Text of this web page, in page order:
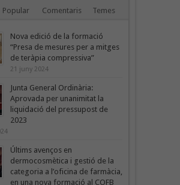
Popular Comentaris Temes
Nova edició de la formació
“Presa de mesures per a mitges
de teràpia compressiva”
21 juny 2024
Junta General Ordinària:
Aprovada per unanimitat la
liquidació del pressupost de
2023
Últims avenços en
dermocosmètica i gestió de la
categoria a l’oficina de farmàcia,
en una nova formació al COFB